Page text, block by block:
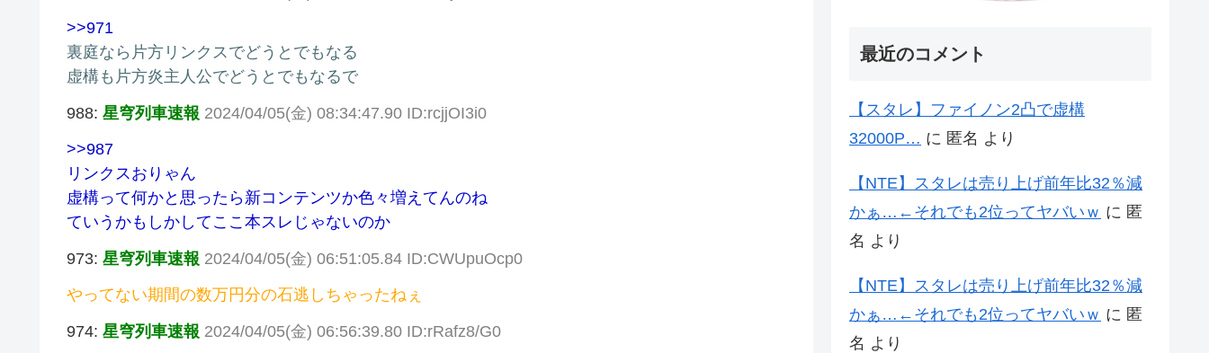
>>971
裏庭なら片方リンクスでどうとでもなる
虚構も片方炎主人公でどうとでもなるで
988: 星穹列車速報 2024/04/05(金) 08:34:47.90 ID:rcjjOI3i0
>>987
リンクスおりゃん
虚構って何かと思ったら新コンテンツか色々増えてんのね
ていうかもしかしてここ本スレじゃないのか
973: 星穹列車速報 2024/04/05(金) 06:51:05.84 ID:CWUpuOcp0
やってない期間の数万円分の石逃しちゃったねぇ
974: 星穹列車速報 2024/04/05(金) 06:56:39.80 ID:rRafz8/G0
最近のコメント
【スタレ】ファイノン2凸で虚構
32000P… に 匿名 より
【NTE】スタレは売り上げ前年比32％減
かぁ…←それでも2位ってヤバいｗ に 匿
名 より
【NTE】スタレは売り上げ前年比32％減
かぁ…←それでも2位ってヤバいｗ に 匿
名 より